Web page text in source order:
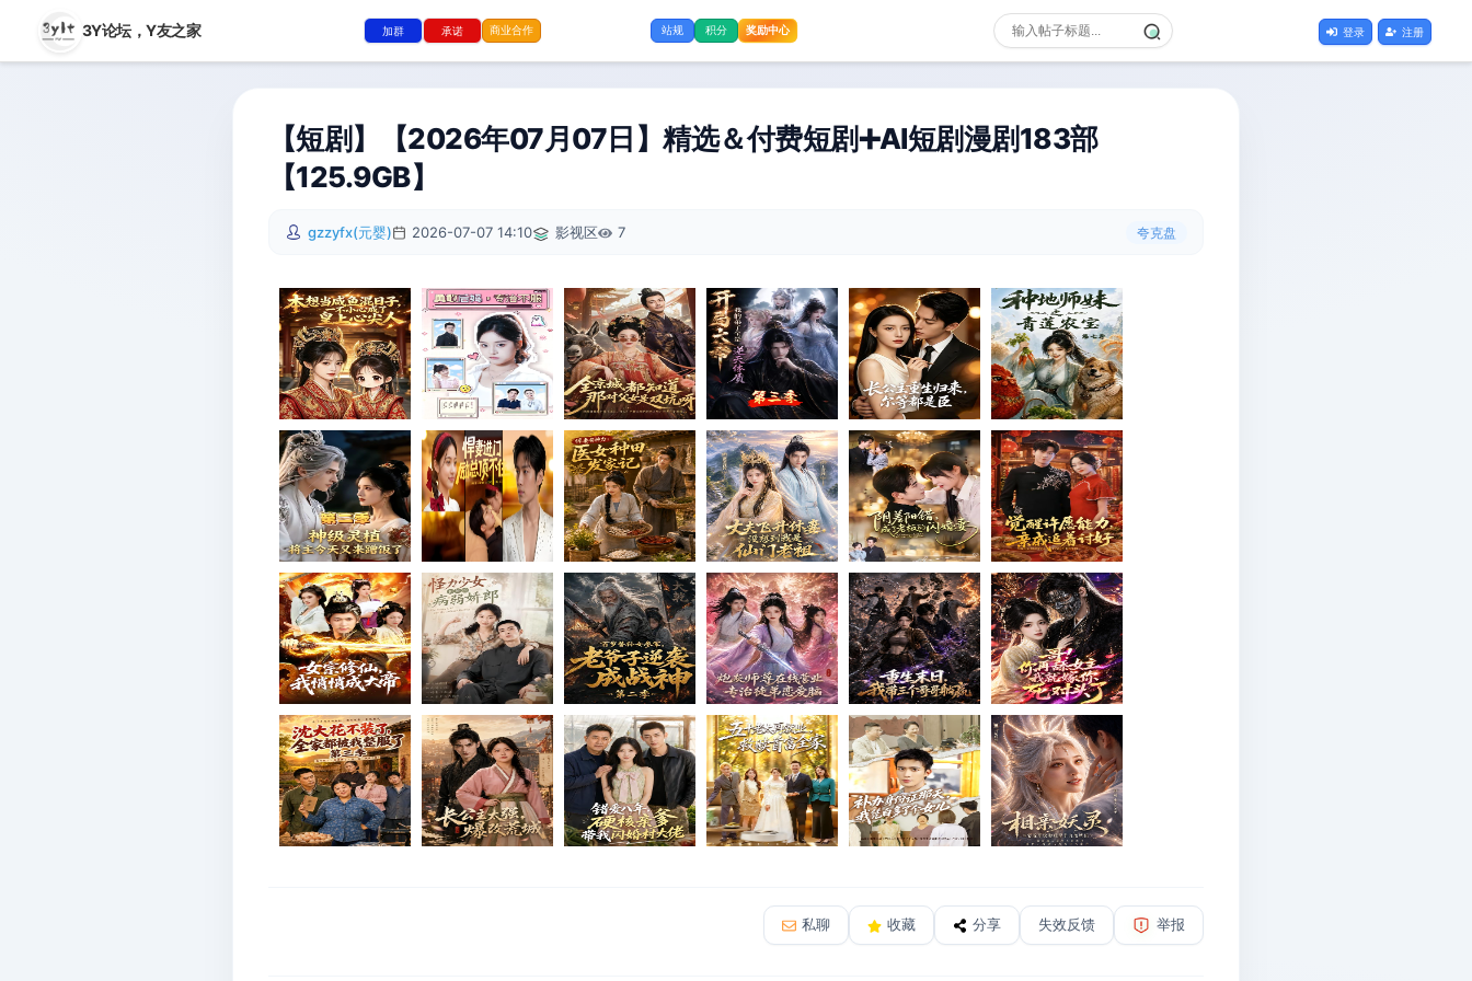
3Y论坛，Y友之家 加群 承诺 商业合作 站规 积分 奖励中心 登录 注册
【短剧】【2026年07月07日】精选＆付费短剧➕AI短剧漫剧183部
【125.9GB】
gzzyfx(元婴) 2026-07-07 14:10 影视区 7 夸克盘
私聊 收藏 分享 失效反馈 举报